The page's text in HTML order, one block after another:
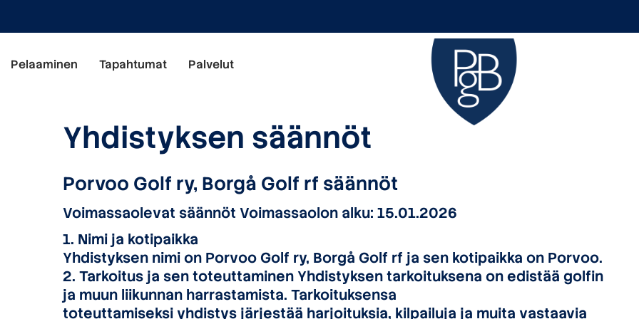
Pelaaminen Tapahtumat Palvelut
Yhdistyksen säännöt
Porvoo Golf ry, Borgå Golf rf säännöt
Voimassaolevat säännöt Voimassaolon alku: 15.01.2026
1. Nimi ja kotipaikka
Yhdistyksen nimi on Porvoo Golf ry, Borgå Golf rf ja sen kotipaikka on Porvoo.
2. Tarkoitus ja sen toteuttaminen Yhdistyksen tarkoituksena on edistää golfin
ja muun liikunnan harrastamista. Tarkoituksensa
toteuttamiseksi yhdistys järjestää harjoituksia, kilpailuja ja muita vastaavia